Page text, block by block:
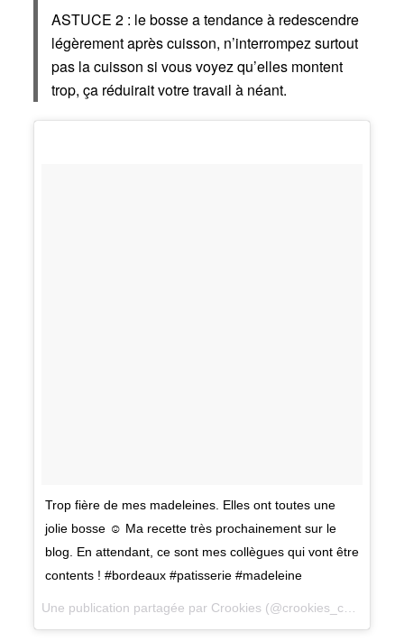
ASTUCE 2 : le bosse a tendance à redescendre
légèrement après cuisson, n’interrompez surtout
pas la cuisson si vous voyez qu’elles montent
trop, ça réduirait votre travail à néant.
Trop fière de mes madeleines. Elles ont toutes une
jolie bosse ☺️ Ma recette très prochainement sur le
blog. En attendant, ce sont mes collègues qui vont être
contents ! #bordeaux #patisserie #madeleine
Une publication partagée par Crookies (@crookies_cuisine) le